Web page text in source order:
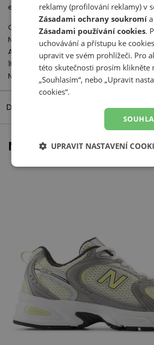
energii, která vzniká při nárazu boty o
Odpovědný subjekt:
New Balance Europe BV
A-Factorij, Pilotenstraat 35 – 45
1059 CH Amsterdam
Netherlands
Detaily produktu
Naposledy prohlížené
reklamy (profilování reklamy) v
Zásadami ochrany soukromí a
Zásadami používání cookies.
uchovávání a přístupu ke
upravit ve svém prohlížeči. Pro
této skutečnosti prosím klikněte
„Souhlasím“, nebo „Upravit
cookies“.
UPRAVIT NASTAVENÍ